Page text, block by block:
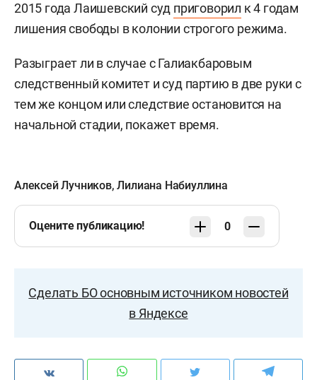
2015 года Лаишевский суд приговорил к 4 годам
лишения свободы в колонии строгого режима.
Разыграет ли в случае с Галиакбаровым
следственный комитет и суд партию в две руки с
тем же концом или следствие остановится на
начальной стадии, покажет время.
Алексей Лучников,Лилиана Набиуллина
Оцените публикацию! 0
Сделать БО основным источником новостей
в Яндексе